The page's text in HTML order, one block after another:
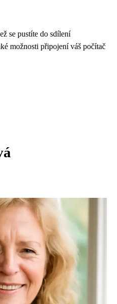
se pustíte do sdílení
možnosti připojení váš počítač